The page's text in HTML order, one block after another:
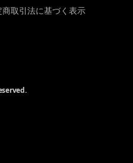
商取引法に基づく表示